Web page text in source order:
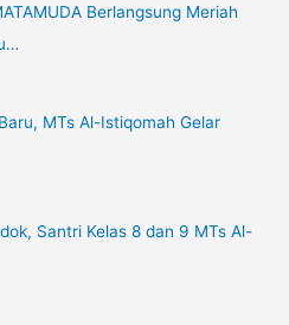
Berlangsung Meriah
MTs Al-Istiqomah Gelar
Santri Kelas 8 dan 9 MTs Al-